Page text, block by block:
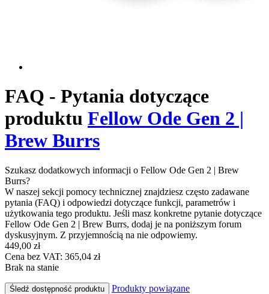
FAQ - Pytania dotyczące
produktu Fellow Ode Gen 2 |
Brew Burrs
Szukasz dodatkowych informacji o Fellow Ode Gen 2 | Brew
Burrs?
W naszej sekcji pomocy technicznej znajdziesz często zadawane
pytania (FAQ) i odpowiedzi dotyczące funkcji, parametrów i
użytkowania tego produktu. Jeśli masz konkretne pytanie dotyczące
Fellow Ode Gen 2 | Brew Burrs, dodaj je na poniższym forum
dyskusyjnym. Z przyjemnością na nie odpowiemy.
449,00 zł
Cena bez VAT: 365,04 zł
Brak na stanie
Śledź dostępność produktu Produkty powiązane